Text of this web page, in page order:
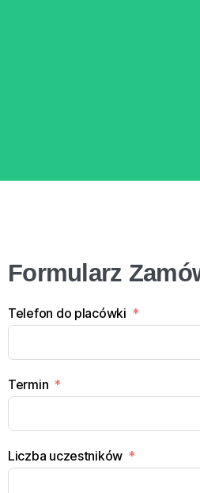
Formularz
Telefon do placówki
Termin
Liczba uczestników